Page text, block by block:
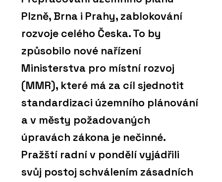
Plzně, Brna i Prahy, zablokování
rozvoje celého Česka. To by
způsobilo nové nařízení
Ministerstva pro místní rozvoj
(MMR), které má za cíl sjednotit
standardizaci územního plánování
a v městy požadovaných
úpravách zákona je nečinné.
Pražští radní v pondělí vyjádřili
svůj postoj schválením zásadních